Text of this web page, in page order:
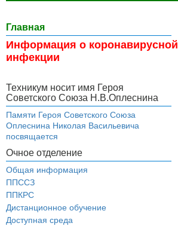
Главная
Информация о коронавирусной
инфекции
Техникум носит имя Героя
Советского Союза Н.В.Оплеснина
Памяти Героя Советского Союза
Оплеснина Николая Васильевича
посвящается
Очное отделение
Общая информация
ППССЗ
ППКРС
Дистанционное обучение
Доступная среда